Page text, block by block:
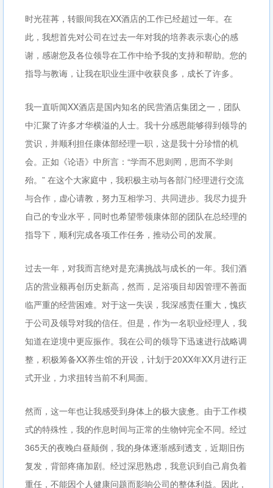
时光荏苒，转眼间我在XX酒店的工作已经超过一年。在
此，我想首先对公司在过去一年对我的培养表示衷心的感
谢，感谢您及各位领导在工作中给予我的支持和帮助。您的
指导与教诲，让我在职业生涯中收获良多，成长了许多。
我一直听闻XX酒店是国内知名的民营酒店集团之一，团队
中汇聚了许多才华横溢的人士。我十分感恩能够得到领导的
赏识，并顺利担任康体部经理一职，这是我十分珍惜的机
会。正如《论语》中所言：“学而不思则罔，思而不学则
殆。” 在这个大家庭中，我积极主动与各部门经理进行交流
与合作，虚心请教，努力互相学习、共同进步。我尽力提升
自己的专业水平，同时也希望带领康体部的团队在总经理的
指导下，顺利完成各项工作任务，推动公司的发展。
过去一年，对我而言绝对是充满挑战与成长的一年。我们酒
店的营业额再创历史新高，然而，足浴项目却因管理不善面
临严重的经营困难。对于这一失误，我深感责任重大，愧疚
于公司及领导对我的信任。但是，作为一名职业经理人，我
知道在逆境中更应振作。我在公司的领导下迅速进行战略调
整，积极筹备XX养生馆的开设，计划于20XX年XX月进行正
式开业，力求扭转当前不利局面。
然而，这一年也让我感受到身体上的极大疲惫。由于工作模
式的特殊性，我的作息时间与正常的生物钟完全不同。经过
365天的夜晚白昼颠倒，我的身体逐渐感到透支，近期旧伤
复发，背部疼痛加剧。经过深思熟虑，我意识到自己肩负着
重任，不能因个人健康问题而影响公司的整体利益。因此，